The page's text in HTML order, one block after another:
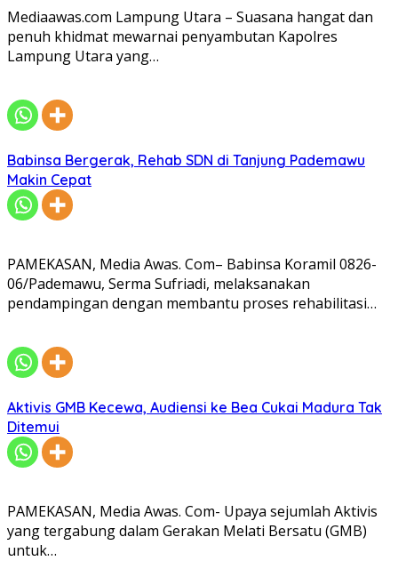
Mediaawas.com Lampung Utara – Suasana hangat dan
penuh khidmat mewarnai penyambutan Kapolres
Lampung Utara yang…
Babinsa Bergerak, Rehab SDN di Tanjung Pademawu
Makin Cepat
PAMEKASAN, Media Awas. Com– Babinsa Koramil 0826-
06/Pademawu, Serma Sufriadi, melaksanakan
pendampingan dengan membantu proses rehabilitasi…
Aktivis GMB Kecewa, Audiensi ke Bea Cukai Madura Tak
Ditemui
PAMEKASAN, Media Awas. Com- Upaya sejumlah Aktivis
yang tergabung dalam Gerakan Melati Bersatu (GMB)
untuk…